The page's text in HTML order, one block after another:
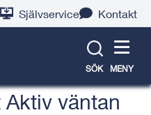
Självservice Kontakt
SÖK MENY
väntan